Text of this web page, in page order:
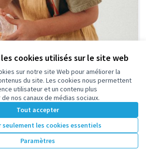
cookies utilisés sur le site web
sur notre site Web pour améliorer la
du site. Les cookies nous permettent
utilisateur et un contenu plus
nos canaux de médias sociaux.
Tout accepter
seulement les cookies essentiels
Paramètres